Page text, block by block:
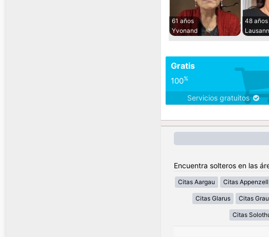
61 años
Yvonand
48 años
Gratis
100%
Servicios gratuitos
Encuentra solteros en las
Citas Aargau Citas
Citas Glarus Citas
Citas